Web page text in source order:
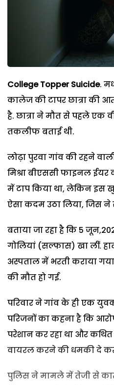
College Topper Suicide.
कालेज की टापर छात्रा की
है. छात्रा ने मौत से पहले एक
तकलीफ बताई थी.
लोढ़ा पुरवा गांव की रहने वाली
मिश्रा बीएससी फाइनल ईयर
में टाप किया था, लेकिन इस
ऐसा कदम उठा लिया, जिस ने
बताया जा रहा है कि 5
गोलियां (सल्फास) खा लीं.
अस्पताल में भरती कराया
की मौत हो गई.
परिवार ने गांव के ही एक
परिजनों का कहना है कि
परेशान कर रहा था और कथित
वायरल करने की धमकी दे कर
पुलिस ने मामले में तेजी से